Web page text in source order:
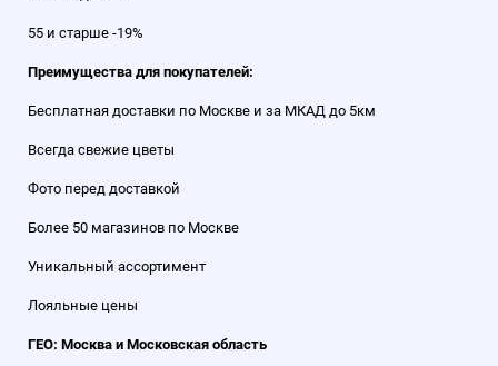
55 и старше -19%
Преимущества для покупателей:
Бесплатная доставки по Москве и за МКАД до 5км
Всегда свежие цветы
Фото перед доставкой
Более 50 магазинов по Москве
Уникальный ассортимент
Лояльные цены
ГЕО: Москва и Московская область